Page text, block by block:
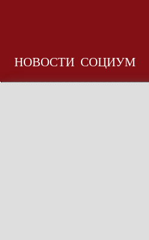
НОВОСТИ СОЦИУМ